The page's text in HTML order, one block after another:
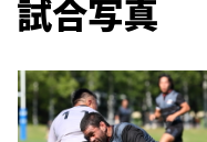
試合写真